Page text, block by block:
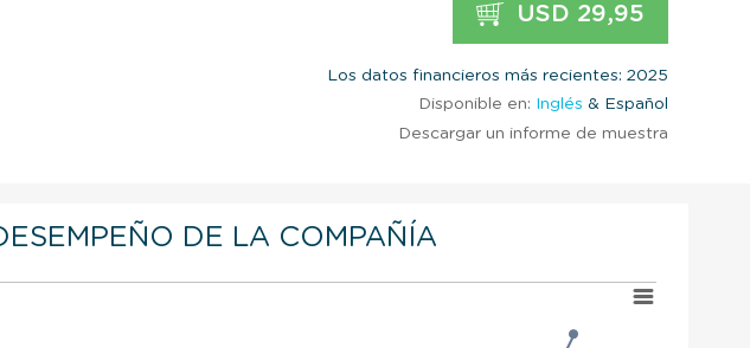
USD 29,95
Los datos financieros más recientes: 2025
Disponible en: Inglés & Español
Descargar un informe de muestra
DE LA COMPAÑÍA